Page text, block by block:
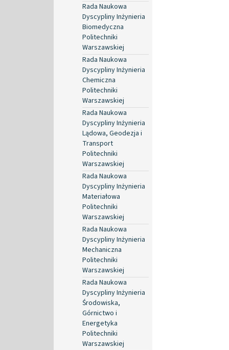
Rada Naukowa
Dyscypliny Inżynieria
Biomedyczna
Politechniki
Warszawskiej
Rada Naukowa
Dyscypliny Inżynieria
Chemiczna
Politechniki
Warszawskiej
Rada Naukowa
Dyscypliny Inżynieria
Lądowa, Geodezja i
Transport
Politechniki
Warszawskiej
Rada Naukowa
Dyscypliny Inżynieria
Materiałowa
Politechniki
Warszawskiej
Rada Naukowa
Dyscypliny Inżynieria
Mechaniczna
Politechniki
Warszawskiej
Rada Naukowa
Dyscypliny Inżynieria
Środowiska,
Górnictwo i
Energetyka
Politechniki
Warszawskiej